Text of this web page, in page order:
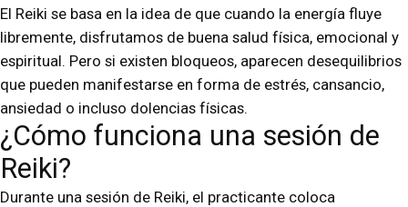
El Reiki se basa en la idea de que cuando la energía fluye
libremente, disfrutamos de buena salud física, emocional y
espiritual. Pero si existen bloqueos, aparecen desequilibrios
que pueden manifestarse en forma de estrés, cansancio,
ansiedad o incluso dolencias físicas.
¿Cómo funciona una sesión de
Reiki?
Durante una sesión de Reiki, el practicante coloca